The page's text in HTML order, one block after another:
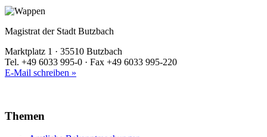
Magistrat der Stadt Butzbach
Marktplatz 1 · 35510 Butzbach
Tel. +49 6033 995-0 · Fax +49 6033 995-220
E-Mail schreiben »
Themen